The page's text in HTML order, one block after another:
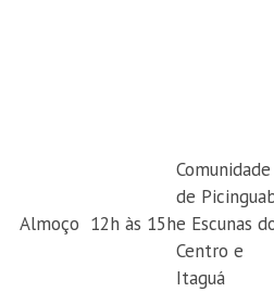
Almoço 12h às 15h
Comunidade
de
e Escunas
Centro e
Itaguá